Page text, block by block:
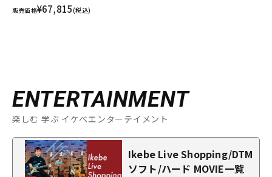
販売価格¥67,815(税込)
ENTERTAINMENT
楽しむ 学ぶ イケベエンターテイメント
Ikebe Live Shopping/DTM
ソフト/ハード MOVIE一覧